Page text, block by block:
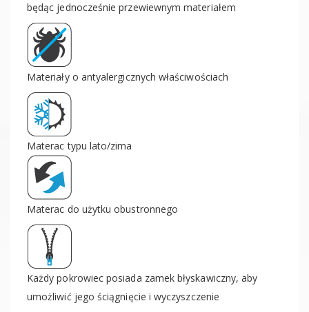
będąc jednocześnie przewiewnym materiałem
Materiały o antyalergicznych właściwościach
Materac typu lato/zima
Materac do użytku obustronnego
Każdy pokrowiec posiada zamek błyskawiczny, aby
umożliwić jego ściągnięcie i wyczyszczenie